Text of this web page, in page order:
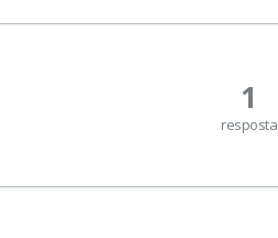
1
resposta